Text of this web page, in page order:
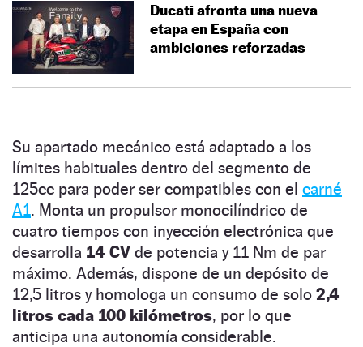
Ducati afronta una nueva
etapa en España con
ambiciones reforzadas
Su apartado mecánico está adaptado a los
límites habituales dentro del segmento de
125cc para poder ser compatibles con el carné
A1. Monta un propulsor monocilíndrico de
cuatro tiempos con inyección electrónica que
desarrolla 14 CV de potencia y 11 Nm de par
máximo. Además, dispone de un depósito de
12,5 litros y homologa un consumo de solo 2,4
litros cada 100 kilómetros, por lo que
anticipa una autonomía considerable.